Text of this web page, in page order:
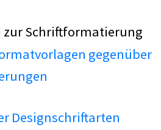
zur Schriftformatierung
gegenüber
Designschriftarten